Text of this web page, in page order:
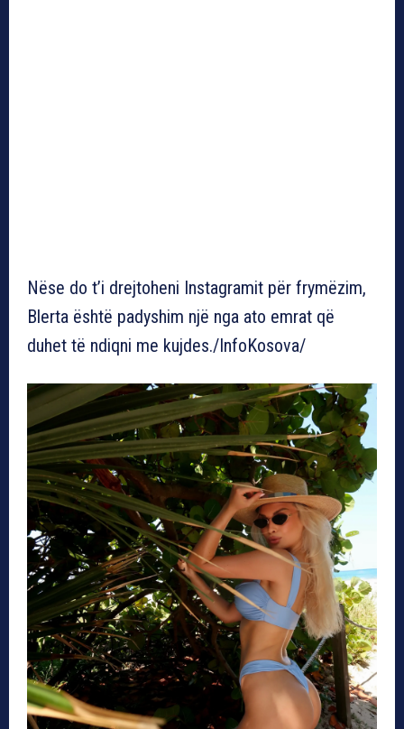
Nëse do t’i drejtoheni Instagramit për frymëzim,
Blerta është padyshim një nga ato emrat që
duhet të ndiqni me kujdes./InfoKosova/